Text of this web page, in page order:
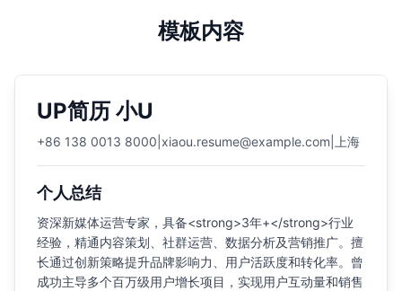
模板内容
UP简历 小U
+86 138 0013 8000 xiaou.resume@example.com 上海
个人总结
资深新媒体运营专家，具备<strong>3年+</strong>行业
经验，精通内容策划、社群运营、数据分析及营销推广。擅
长通过创新策略提升品牌影响力、用户活跃度和转化率。曾
成功主导多个百万级用户增长项目，实现用户互动量和销售